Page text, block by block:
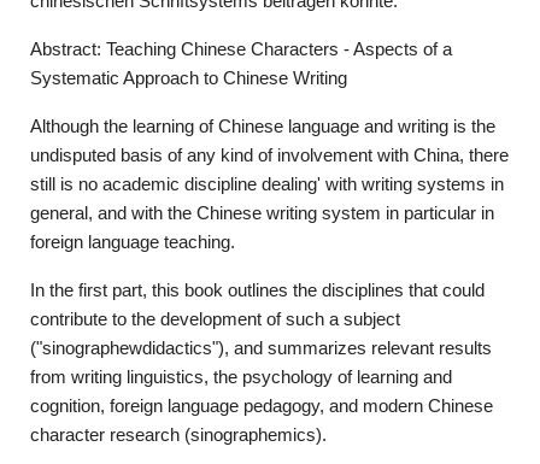
Abstract: Teaching Chinese Characters - Aspects of a
Systematic Approach to Chinese Writing
Although the learning of Chinese language and writing is the
undisputed basis of any kind of involvement with China, there
still is no academic discipline dealing' with writing systems in
general, and with the Chinese writing system in particular in
foreign language teaching.
In the first part, this book outlines the disciplines that could
contribute to the development of such a subject
("sinographewdidactics"), and summarizes relevant results
from writing linguistics, the psychology of learning and
cognition, foreign language pedagogy, and modern Chinese
character research (sinographemics).